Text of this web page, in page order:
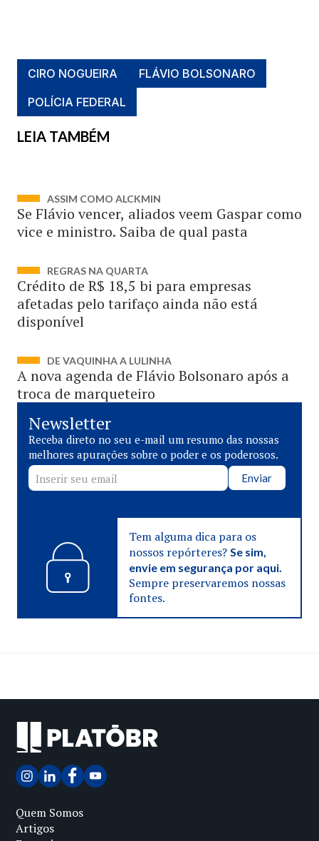
CIRO NOGUEIRA
FLÁVIO BOLSONARO
POLÍCIA FEDERAL
LEIA TAMBÉM
ASSIM COMO ALCKMIN
Se Flávio vencer, aliados veem Gaspar como
vice e ministro. Saiba de qual pasta
REGRAS NA QUARTA
Crédito de R$ 18,5 bi para empresas
afetadas pelo tarifaço ainda não está
disponível
DE VAQUINHA A LULINHA
A nova agenda de Flávio Bolsonaro após a
troca de marqueteiro
Newsletter
Receba direto no seu e-mail um resumo das nossas
melhores apurações sobre o poder e os poderosos.
Enviar
Tem alguma dica para os
nossos repórteres? Se sim,
envie em segurança por aqui.
Sempre preservaremos nossas
fontes.
Quem Somos
Artigos